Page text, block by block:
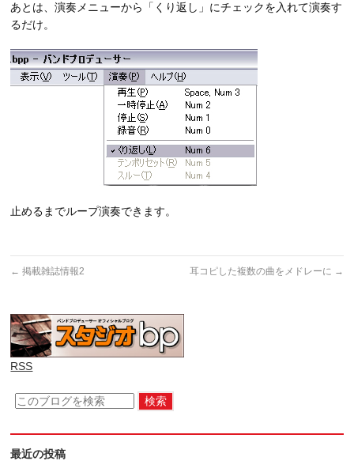
あとは、演奏メニューから「くり返し」にチェックを入れて演奏す
るだけ。
止めるまでループ演奏できます。
← 掲載雑誌情報2 耳コピした複数の曲をメドレーに →
RSS
最近の投稿